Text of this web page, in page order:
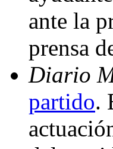
ante la
prensa
Diario
partido.